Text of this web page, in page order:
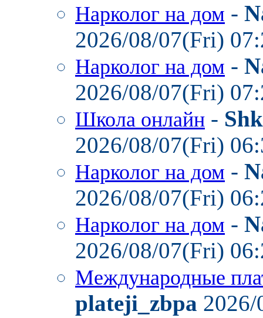
Нарколог на дом -
2026/08/07(Fri)
Нарколог на дом -
2026/08/07(Fri)
Школа онлайн -
2026/08/07(Fri)
Нарколог на дом -
2026/08/07(Fri)
Нарколог на дом -
2026/08/07(Fri)
Международные
plateji_zbpa